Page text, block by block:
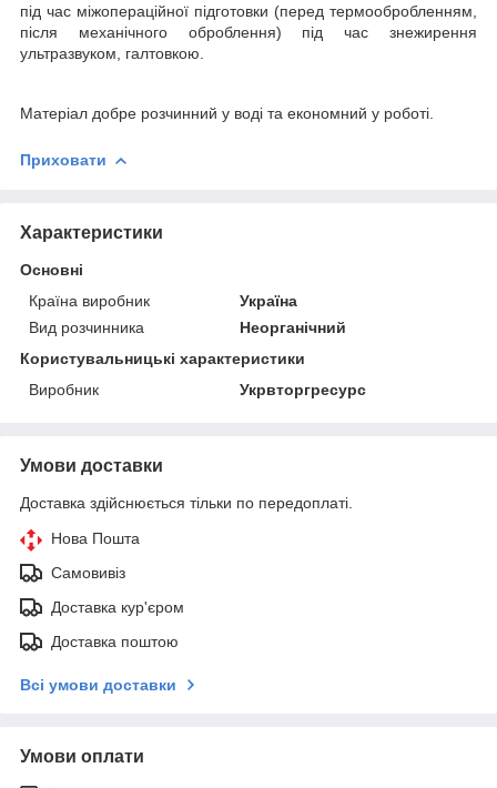
під час міжопераційної підготовки (перед термообробленням,
після механічного оброблення) під час знежирення
ультразвуком, галтовкою.
Матеріал добре розчинний у воді та економний у роботі.
Приховати
Характеристики
Основні
Країна виробник
Україна
Вид розчинника
Неорганічний
Користувальницькі характеристики
Виробник
Укрвторгресурс
Умови доставки
Доставка здійснюється тільки по передоплаті.
Нова Пошта
Самовивіз
Доставка кур'єром
Доставка поштою
Всі умови доставки
Умови оплати